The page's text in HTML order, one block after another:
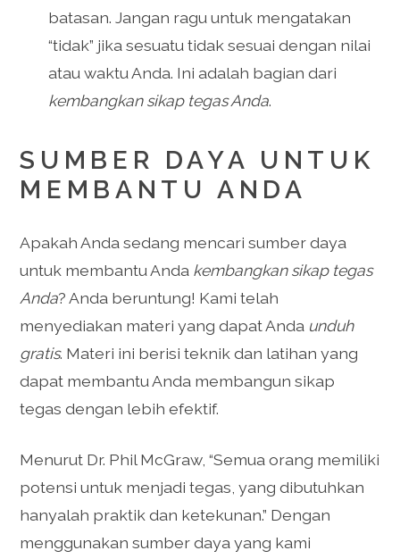
batasan. Jangan ragu untuk mengatakan
“tidak” jika sesuatu tidak sesuai dengan nilai
atau waktu Anda. Ini adalah bagian dari
kembangkan sikap tegas Anda.
SUMBER DAYA UNTUK
MEMBANTU ANDA
Apakah Anda sedang mencari sumber daya
untuk membantu Anda kembangkan sikap tegas
Anda? Anda beruntung! Kami telah
menyediakan materi yang dapat Anda unduh
gratis. Materi ini berisi teknik dan latihan yang
dapat membantu Anda membangun sikap
tegas dengan lebih efektif.
Menurut Dr. Phil McGraw, “Semua orang memiliki
potensi untuk menjadi tegas, yang dibutuhkan
hanyalah praktik dan ketekunan.” Dengan
menggunakan sumber daya yang kami